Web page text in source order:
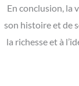
En conclusion, la
son histoire et de
la richesse et à